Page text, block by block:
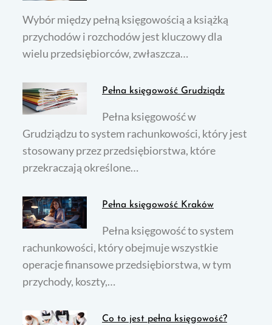
Wybór między pełną księgowością a książką
przychodów i rozchodów jest kluczowy dla
wielu przedsiębiorców, zwłaszcza…
Pełna księgowość Grudziądz
Pełna księgowość w
Grudziądzu to system rachunkowości, który jest
stosowany przez przedsiębiorstwa, które
przekraczają określone…
Pełna księgowość Kraków
Pełna księgowość to system
rachunkowości, który obejmuje wszystkie
operacje finansowe przedsiębiorstwa, w tym
przychody, koszty,…
Co to jest pełna księgowość?